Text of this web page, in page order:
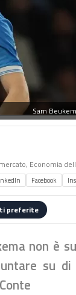
Sam
Economia
Facebook
preferite
non è
su di